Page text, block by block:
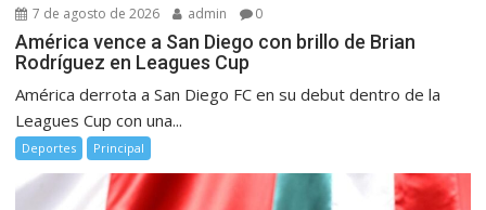
7 de agosto de 2026 admin 0
América vence a San Diego con brillo de Brian
Rodríguez en Leagues Cup
América derrota a San Diego FC en su debut dentro de la
Leagues Cup con una...
Deportes Principal